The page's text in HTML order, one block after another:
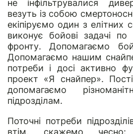
не інфільтрувалися
везуть із собою
екіпіруємо один з елітних
виконує бойові задачі по
фронту. Допомагаємо
Допомагаємо нашим
потреби і досі активно
проект «Я снайпер».
допомагаємо
підрозділам.
Поточні потреби
втім, скажемо